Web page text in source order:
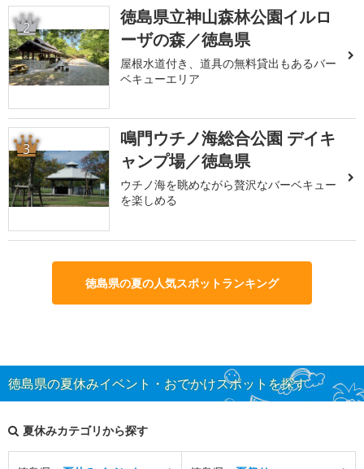
2
徳島県立神山森林公園イルロ
ーザの森／徳島県
屋根水道付き、道具の無料貸出もあるバー
ベキューエリア
3
鳴門ウチノ海総合公園 デイキ
ャンプ場／徳島県
ウチノ海を眺めながら贅沢なバーベキュー
を楽しめる
徳島県の夏の人気スポットランキング
徳島県の夏休みイベント・おでかけスポットを探す
夏休みカテゴリから探す